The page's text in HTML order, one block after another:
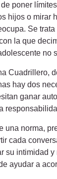
poner
hijos o mirar
Se
la que
no
Cuadrillero,
hay dos
ganar
una norma,
cada
su intimidad
ayudar a